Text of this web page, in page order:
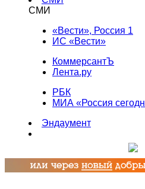
СМИ
«Вести», Россия 1
ИС «Вести»
КоммерсантЪ
Лента.ру
РБК
МИА «Россия
Эндаумент